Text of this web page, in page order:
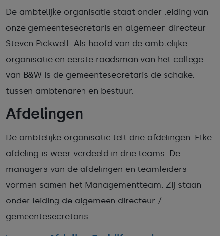
De ambtelijke organisatie staat onder leiding van
onze gemeentesecretaris en algemeen directeur
Steven Pickwell. Als hoofd van de ambtelijke
organisatie en eerste raadsman van het college
van B&W is de gemeentesecretaris de schakel
tussen ambtenaren en bestuur.
Afdelingen
De ambtelijke organisatie telt drie afdelingen. Elke
afdeling is weer verdeeld in drie teams. De
managers van de afdelingen en teamleiders
vormen samen het Managementteam. Zij staan
onder leiding de algemeen directeur /
gemeentesecretaris.